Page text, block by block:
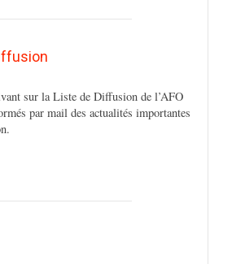
sur la Liste de Diffusion de l’AFO
par mail des actualités importantes